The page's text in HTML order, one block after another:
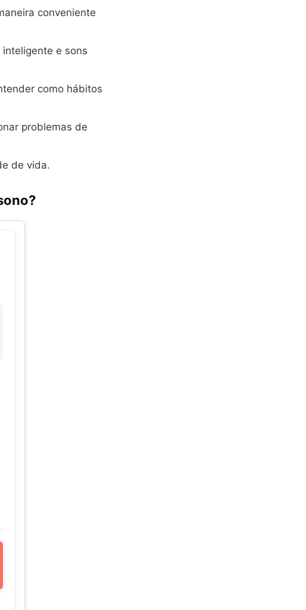
conveniente
inteligente e sons
como hábitos
problemas de
de vida.